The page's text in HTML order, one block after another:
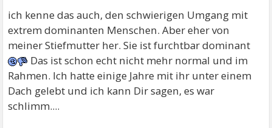
ich kenne das auch, den schwierigen Umgang mit
extrem dominanten Menschen. Aber eher von
meiner Stiefmutter her. Sie ist furchtbar dominant
Das ist schon echt nicht mehr normal und im
Rahmen. Ich hatte einige Jahre mit ihr unter einem
Dach gelebt und ich kann Dir sagen, es war
schlimm....